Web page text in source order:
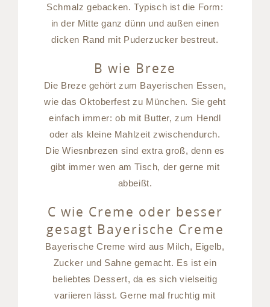
Schmalz gebacken. Typisch ist die Form:
in der Mitte ganz dünn und außen einen
dicken Rand mit Puderzucker bestreut.
B wie Breze
Die Breze gehört zum Bayerischen Essen,
wie das Oktoberfest zu München. Sie geht
einfach immer: ob mit Butter, zum Hendl
oder als kleine Mahlzeit zwischendurch.
Die Wiesnbrezen sind extra groß, denn es
gibt immer wen am Tisch, der gerne mit
abbeißt.
C wie Creme oder besser
gesagt Bayerische Creme
Bayerische Creme wird aus Milch, Eigelb,
Zucker und Sahne gemacht. Es ist ein
beliebtes Dessert, da es sich vielseitig
variieren lässt. Gerne mal fruchtig mit